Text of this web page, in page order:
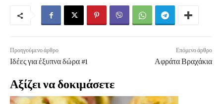
Προηγούμενο άρθρο
Ιδέες για έξυπνα δώρα #1
Επόμενο άρθρο
Αφράτα Βραχάκια
Αξίζει να δοκιμάσετε